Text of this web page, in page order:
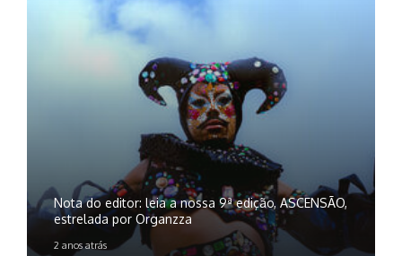
Nota do editor: leia a nossa 9ª edição, ASCENSÃO,
estrelada por Organzza
2 anos atrás